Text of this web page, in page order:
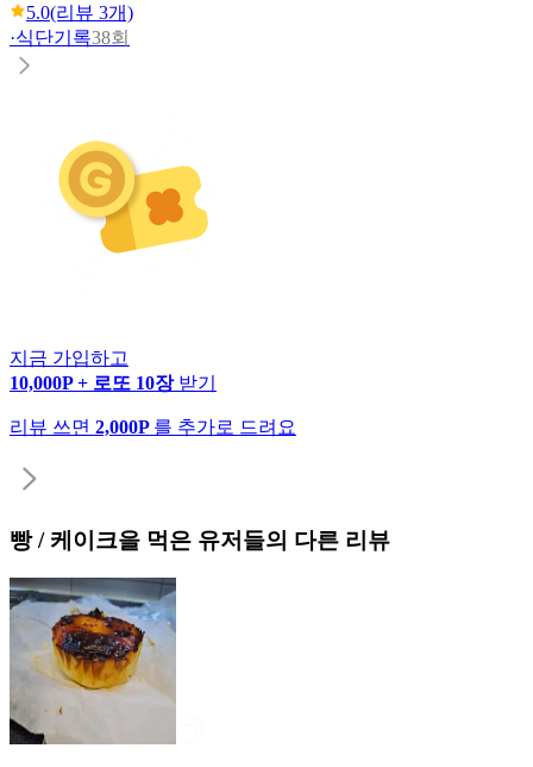
5.0(리뷰 3개)
·식단기록38회
지금 가입하고
10,000P + 로또 10장 받기
리뷰 쓰면 2,000P 를 추가로 드려요
빵 / 케이크을 먹은 유저들의 다른 리뷰